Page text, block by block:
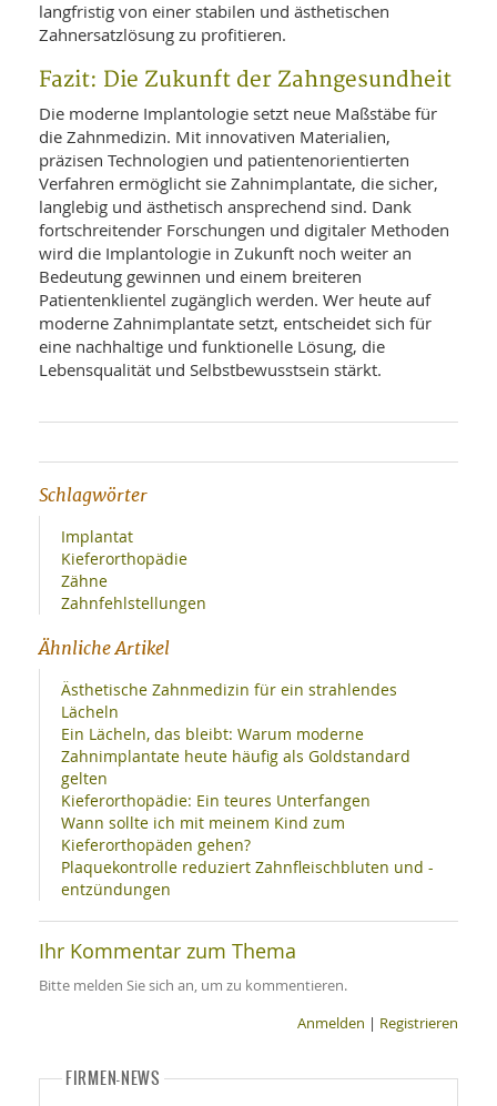
langfristig von einer stabilen und ästhetischen
Zahnersatzlösung zu profitieren.
Fazit: Die Zukunft der Zahngesundheit
Die moderne Implantologie setzt neue Maßstäbe für
die Zahnmedizin. Mit innovativen Materialien,
präzisen Technologien und patientenorientierten
Verfahren ermöglicht sie Zahnimplantate, die sicher,
langlebig und ästhetisch ansprechend sind. Dank
fortschreitender Forschungen und digitaler Methoden
wird die Implantologie in Zukunft noch weiter an
Bedeutung gewinnen und einem breiteren
Patientenklientel zugänglich werden. Wer heute auf
moderne Zahnimplantate setzt, entscheidet sich für
eine nachhaltige und funktionelle Lösung, die
Lebensqualität und Selbstbewusstsein stärkt.
Schlagwörter
Implantat
Kieferorthopädie
Zähne
Zahnfehlstellungen
Ähnliche Artikel
Ästhetische Zahnmedizin für ein strahlendes
Lächeln
Ein Lächeln, das bleibt: Warum moderne
Zahnimplantate heute häufig als Goldstandard
gelten
Kieferorthopädie: Ein teures Unterfangen
Wann sollte ich mit meinem Kind zum
Kieferorthopäden gehen?
Plaquekontrolle reduziert Zahnfleischbluten und -
entzündungen
Ihr Kommentar zum Thema
Bitte melden Sie sich an, um zu kommentieren.
Anmelden | Registrieren
FIRMEN-NEWS